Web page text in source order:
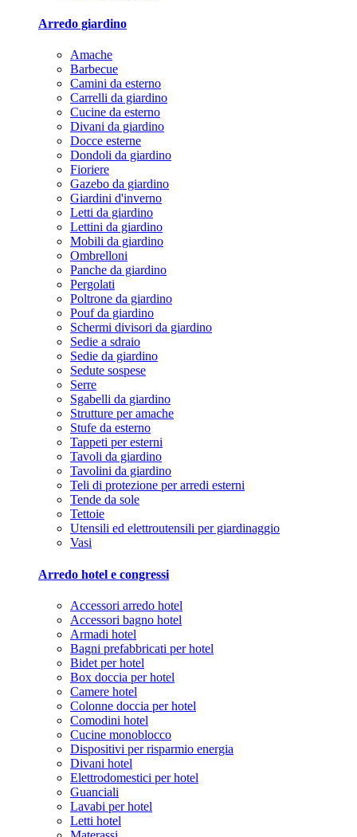
Arredo giardino
Amache
Barbecue
Camini da esterno
Carrelli da giardino
Cucine da esterno
Divani da giardino
Docce esterne
Dondoli da giardino
Fioriere
Gazebo da giardino
Giardini d'inverno
Letti da giardino
Lettini da giardino
Mobili da giardino
Ombrelloni
Panche da giardino
Pergolati
Poltrone da giardino
Pouf da giardino
Schermi divisori da giardino
Sedie a sdraio
Sedie da giardino
Sedute sospese
Serre
Sgabelli da giardino
Strutture per amache
Stufe da esterno
Tappeti per esterni
Tavoli da giardino
Tavolini da giardino
Teli di protezione per arredi esterni
Tende da sole
Tettoie
Utensili ed elettroutensili per giardinaggio
Vasi
Arredo hotel e congressi
Accessori arredo hotel
Accessori bagno hotel
Armadi hotel
Bagni prefabbricati per hotel
Bidet per hotel
Box doccia per hotel
Camere hotel
Colonne doccia per hotel
Comodini hotel
Cucine monoblocco
Dispositivi per risparmio energia
Divani hotel
Elettrodomestici per hotel
Guanciali
Lavabi per hotel
Letti hotel